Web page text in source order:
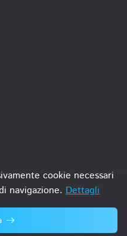
cookie necessari
navigazione. Dettagli